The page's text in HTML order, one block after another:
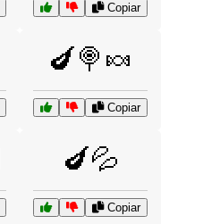
Copiar
🍆🍭🍬
Copiar
🍆💦
Copiar